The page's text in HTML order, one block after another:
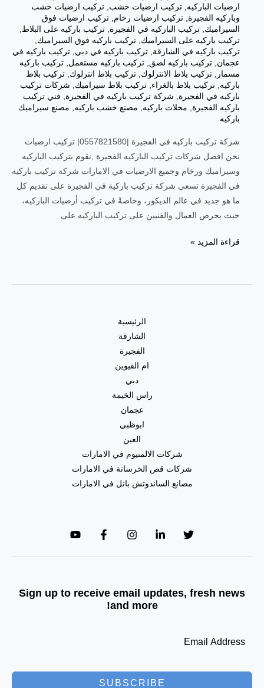
ارضيات الباركيه, تركيب ارضيات خشب, تركيب ارضيات خشب
وباركيه الفجيرة, تركيب ارضيات رخام, تركيب ارضيات فوق
السيراميك, تركيب الباركيه في الفجيرة, تركيب باركيه على البلاط,
تركيب باركيه على السيراميك, تركيب باركيه فوق السيراميك,
تركيب باركيه في الشارقة, تركيب باركيه في دبي, تركيب باركيه في
عجمان, تركيب باركيه لصق, تركيب باركيه مستعمل, تركيب باركيه
مسمار , تركيب بلاط الانترلوك, تركيب بلاط انترلوك, تركيب بلاط
باركيه, تركيب بلاط بالغراء, تركيب بلاط سيراميك, شركات تركيب
باركيه في الفجيرة, شركة تركيب باركيه في الفجيرة, فني تركيب
باركيه الفجيرة, محلات باركيه, مصنع خشب باركيه, مصنع سيراميك
باركيه
شركة تركيب باركيه في الفجيرة |0557821580| تركيب ارضيات
نحن افضل شركات تركيب الباركيه الفجيرة ,نقوم بتركيب الباركيه
وسيراميك ورخام وجميع الارضيات في الامارات شركة تركيب باركيه
في الفجيرة تسعي شركة تركيب باركية في الفجيرة على تقديم كل
ما هو جديد في عالم الديكور، وخاصةً في تركيب أرضيات الباركيه،
حيث يحرص العمال والفنيين على تركيب الباركيه على
شركة
في
قراءة المزيد »
الرئيسية
الشارقة
الفجيرة
ام القيوين
دبي
راس الخيمة
عجمان
ابوظبي
العين
شركات الالمنيوم في الامارات
شركات قص الخرسانة في الامارات
مصانع الساندوتش بانل في الامارات
Sign up to receive email updates, fresh news
and more!
SUBSCRIBE